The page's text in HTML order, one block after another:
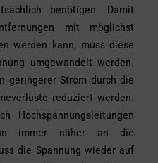
benötigen. Damit
mit möglichst
werden kann, muss diese
umgewandelt werden.
geringerer Strom durch die
reduziert werden.
Hochspannungsleitungen
immer näher an die
die Spannung wieder auf